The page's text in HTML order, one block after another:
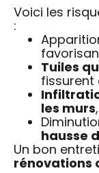
Voici les
:
Tuiles
fissurent
les murs,
hausse
Un bon
rénovations